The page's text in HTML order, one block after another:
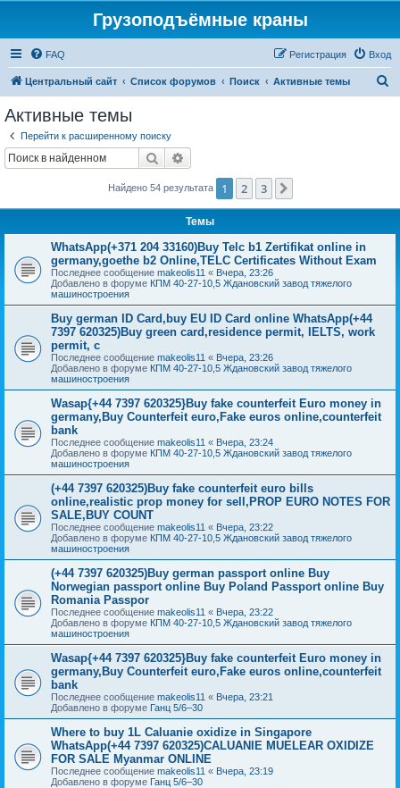
Грузоподъёмные краны
FAQ Вход
Регистрация
Центральный сайт Список форумов Поиск Активные темы
Активные темы
Перейти к расширенному поиску
Поиск
Найдено 54 результата 1 2 3
Темы
WhatsApp(+371 204 33160)Buy Telc b1 Zertifikat online in
germany,goethe b2 Online,TELC Certificates Without Exam
Последнее сообщение makeolis11 « Вчера, 23:26
Добавлено в форуме КПМ 40-27-10,5 Ждановский завод тяжелого
машиностроения
Buy german ID Card,buy EU ID Card online WhatsApp(+44
7397 620325)Buy green card,residence permit, IELTS, work
permit, c
Последнее сообщение makeolis11 « Вчера, 23:26
Добавлено в форуме КПМ 40-27-10,5 Ждановский завод тяжелого
машиностроения
Wasap{+44 7397 620325}Buy fake counterfeit Euro money in
germany,Buy Counterfeit euro,Fake euros online,counterfeit
bank
Последнее сообщение makeolis11 « Вчера, 23:24
Добавлено в форуме КПМ 40-27-10,5 Ждановский завод тяжелого
машиностроения
(+44 7397 620325)Buy fake counterfeit euro bills
online,realistic prop money for sell,PROP EURO NOTES FOR
SALE,BUY COUNT
Последнее сообщение makeolis11 « Вчера, 23:22
Добавлено в форуме КПМ 40-27-10,5 Ждановский завод тяжелого
машиностроения
(+44 7397 620325)Buy german passport online Buy
Norwegian passport online Buy Poland Passport online Buy
Romania Passpor
Последнее сообщение makeolis11 « Вчера, 23:22
Добавлено в форуме КПМ 40-27-10,5 Ждановский завод тяжелого
машиностроения
Wasap{+44 7397 620325}Buy fake counterfeit Euro money in
germany,Buy Counterfeit euro,Fake euros online,counterfeit
bank
Последнее сообщение makeolis11 « Вчера, 23:21
Добавлено в форуме Ганц 5/6–30
Where to buy 1L Caluanie oxidize in Singapore
WhatsApp(+44 7397 620325)CALUANIE MUELEAR OXIDIZE
FOR SALE Myanmar ONLINE
Последнее сообщение makeolis11 « Вчера, 23:19
Добавлено в форуме Ганц 5/6–30